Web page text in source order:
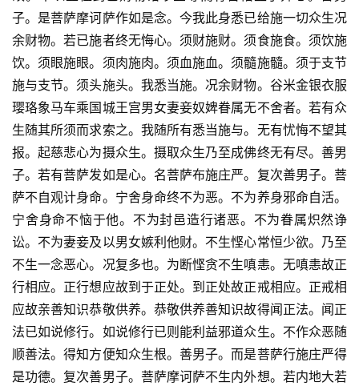
子。是菩萨摩诃萨作如是念。今我此身悉已给施一切众生况
余财物。若已施者终无悔心。须财施财。须食施食。须饮施
饮。须眼施眼。须肉施肉。须血施血。须髓施髓。须于支节
施与支节。须头施头。我悉当施。况余财物。谷米金银衣服
璎珞象马车乘国城王宫男女妻妾奴婢眷属无不舍者。若有众
生随其所须而求索之。我随所有悉当施与。无有忧悔不望其
报。起慈悲心为摄众生。摄取众生乃至成佛终无有尽。善男
子。若有菩萨发如是心。名菩萨布施庄严。复次善男子。菩
萨不自观计身命。宁舍身命终不为恶。不为养身邪命自活。
宁舍身命不恼于他。不为封邑造行诸恶。不为眷属炽然诤
讼。不为妻妾及以男女嫉利他财。不生悭心常恒少欲。乃至
不生一念恶心。况复多也。为断悭贪不生嗔恚。无嗔恚故正
行相应。正行想应故到于正处。到正处故正戒相应。正戒相
应故亲善知识恭敬供养。恭敬供养善知识故得闻正法。闻正
法已如说修行。如说修行已则能利益邪道众生。不作众恶随
顺善法。得知方便知众生根。善男子。而是菩萨行施庄严得
是功德。复次善男子。菩萨摩诃萨不生内外想。若内地大若